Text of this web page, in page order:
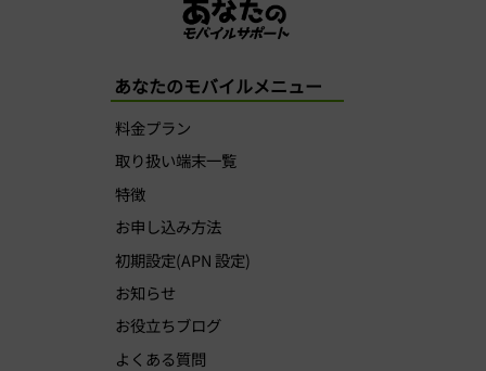
あなたのモバイルメニュー
料金プラン
取り扱い端末一覧
特徴
お申し込み方法
初期設定(APN 設定)
お知らせ
お役立ちブログ
よくある質問